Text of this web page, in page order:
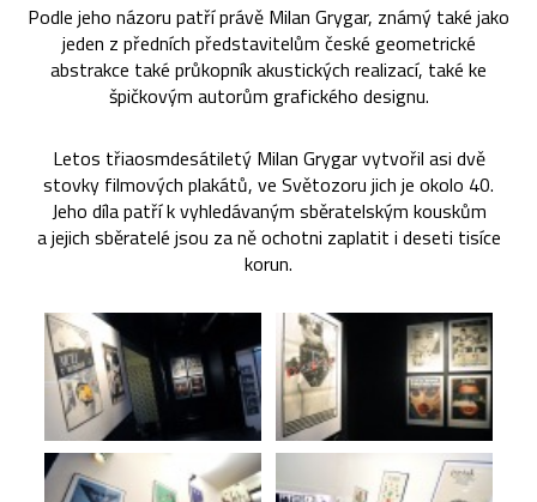
Podle jeho názoru patří právě Milan Grygar, známý také jako
jeden z předních představitelům české geometrické
abstrakce také průkopník akustických realizací, také ke
špičkovým autorům grafického designu.
Letos třiaosmdesátiletý Milan Grygar vytvořil asi dvě
stovky filmových plakátů, ve Světozoru jich je okolo 40.
Jeho díla patří k vyhledávaným sběratelským kouskům
a jejich sběratelé jsou za ně ochotni zaplatit i deseti tisíce
korun.